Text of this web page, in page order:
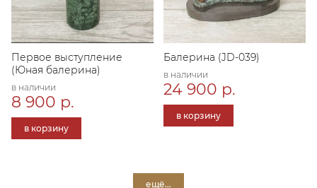
Первое выступление
(Юная балерина)
в наличии
8 900 р.
в корзину
Балерина (JD-039)
в наличии
24 900 р.
в корзину
ещё...